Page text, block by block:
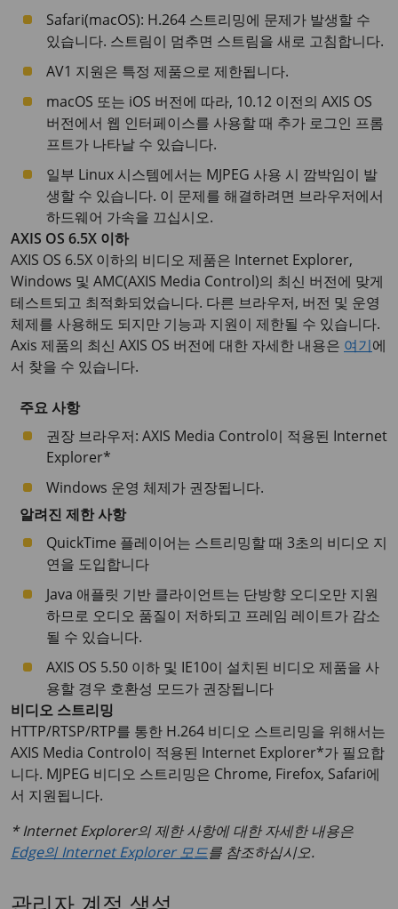
Safari(macOS): H.264 스트리밍에 문제가 발생할 수
있습니다. 스트림이 멈추면 스트림을 새로 고침합니다.
AV1 지원은 특정 제품으로 제한됩니다.
macOS 또는 iOS 버전에 따라, 10.12 이전의 AXIS OS
버전에서 웹 인터페이스를 사용할 때 추가 로그인 프롬
프트가 나타날 수 있습니다.
일부 Linux 시스템에서는 MJPEG 사용 시 깜박임이 발
생할 수 있습니다. 이 문제를 해결하려면 브라우저에서
하드웨어 가속을 끄십시오.
AXIS OS 6.5X 이하
AXIS OS 6.5X 이하의 비디오 제품은 Internet Explorer,
Windows 및 AMC(AXIS Media Control)의 최신 버전에 맞게
테스트되고 최적화되었습니다. 다른 브라우저, 버전 및 운영
체제를 사용해도 되지만 기능과 지원이 제한될 수 있습니다.
Axis 제품의 최신 AXIS OS 버전에 대한 자세한 내용은 여기에
서 찾을 수 있습니다.
주요 사항
권장 브라우저: AXIS Media Control이 적용된 Internet
Explorer*
Windows 운영 체제가 권장됩니다.
알려진 제한 사항
QuickTime 플레이어는 스트리밍할 때 3초의 비디오 지
연을 도입합니다
Java 애플릿 기반 클라이언트는 단방향 오디오만 지원
하므로 오디오 품질이 저하되고 프레임 레이트가 감소
될 수 있습니다.
AXIS OS 5.50 이하 및 IE10이 설치된 비디오 제품을 사
용할 경우 호환성 모드가 권장됩니다
비디오 스트리밍
HTTP/RTSP/RTP를 통한 H.264 비디오 스트리밍을 위해서는
AXIS Media Control이 적용된 Internet Explorer*가 필요합
니다. MJPEG 비디오 스트리밍은 Chrome, Firefox, Safari에
서 지원됩니다.
* Internet Explorer의 제한 사항에 대한 자세한 내용은
Edge의 Internet Explorer 모드를 참조하십시오.